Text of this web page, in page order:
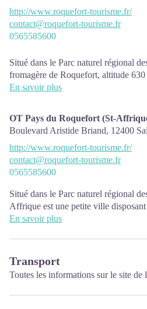
http://www.roquefort-tourisme.fr/
contact@roquefort-tourisme.fr
0565585600
Situé dans le Parc naturel régional
fromagère de Roquefort, altitude
au flanc du célèbre éboulis du
L’Office de Tourisme est ouvert à
• En juillet, août et jusqu'au 18
samedi : 9h30-12h30 & 13h30-17h00
• De septembre à juin : du lundi
13h30-17h00, fermé le samedi et
En savoir plus
OT Pays du Roquefort (St-
Boulevard Aristide Briand, 12400
http://www.roquefort-tourisme.fr/
contact@roquefort-tourisme.fr
0565585600
Situé dans le Parc naturel régional
Affrique est une petite ville disposant
L'Office de Tourisme se trouve 1
De juillet à août ouvert du lundi au
14h30 à 18h30
De septembre à juin :
En savoir plus
Transport
Toutes les informations surle site de